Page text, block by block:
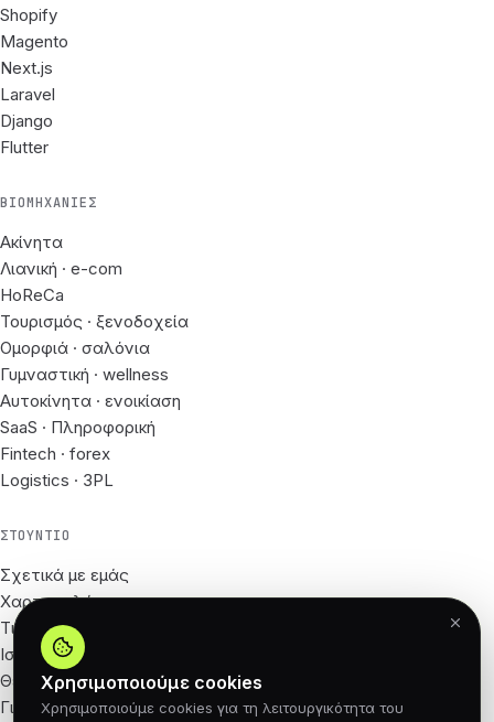
Shopify
Magento
Next.js
Laravel
Django
Flutter
ΒΙΟΜΗΧΑΝΊΕΣ
Ακίνητα
Λιανική · e-com
HoReCa
Τουρισμός · ξενοδοχεία
Ομορφιά · σαλόνια
Γυμναστική · wellness
Αυτοκίνητα · ενοικίαση
SaaS · Πληροφορική
Fintech · forex
Logistics · 3PL
ΣΤΟΎΝΤΙΟ
Σχετικά με εμάς
Χαρτοφυλάκιο
Τιμές
Ιστολόγιο
Θέσεις εργασίας
Για Συνεργάτες
Χρησιμοποιούμε cookies
Χρησιμοποιούμε cookies για τη λειτουργικότητα του